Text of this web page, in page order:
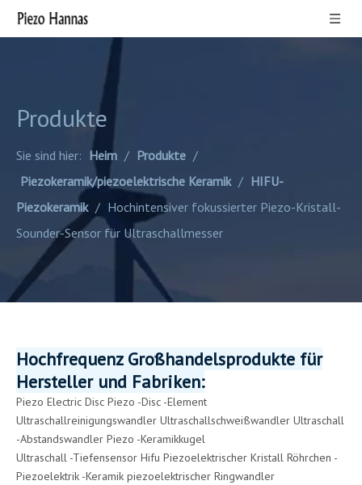
Produkte
Sie sind hier: Heim / Produkte /
Piezokeramik/piezoelektrische Keramik / HIFU-
Piezokeramik / Hochintensiver fokussierter Piezo-Kristall-
Sounder-Sensor für Ultraschallmesser
Hochfrequenz Großhandelsprodukte für
Hersteller und Fabriken:
Piezo Electric Disc Piezo -Disc -Element
Ultraschallreinigungswandler Ultraschallschweißwandler Ultraschall
-Abstandswandler Piezo -Keramikkugel
Ultraschall -Tiefensensor Hifu Piezoelektrischer Kristall Röhrchen -
Piezoelektrik -Keramik piezoelektrischer Ringwandler